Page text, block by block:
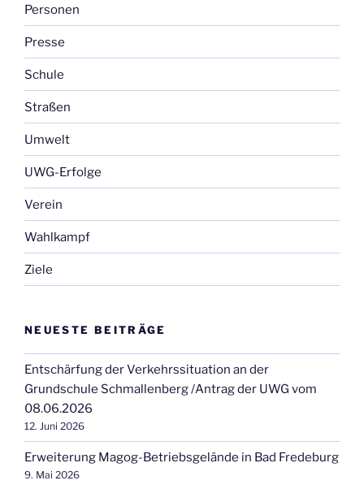
Personen
Presse
Schule
Straßen
Umwelt
UWG-Erfolge
Verein
Wahlkampf
Ziele
NEUESTE BEITRÄGE
Entschärfung der Verkehrssituation an der
Grundschule Schmallenberg /Antrag der UWG vom
08.06.2026
12. Juni 2026
Erweiterung Magog-Betriebsgelände in Bad Fredeburg
9. Mai 2026